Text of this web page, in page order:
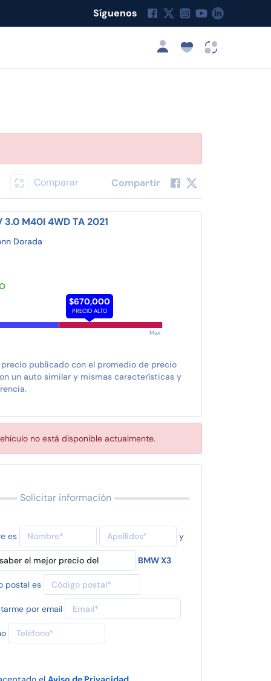
Síguenos
Comparar Compartir
3.0 M40I 4WD TA 2021
Dorada
$670,000
PRECIO ALTO
Max
precio publicado con el promedio de precio
un auto similar y mismas características y
no está disponible actualmente.
Solicitar información
es y
BMW X3
postal es
por email